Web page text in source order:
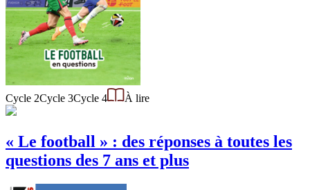
Cycle 2Cycle 3Cycle 4 À lire
« Le football » : des réponses à toutes les
questions des 7 ans et plus